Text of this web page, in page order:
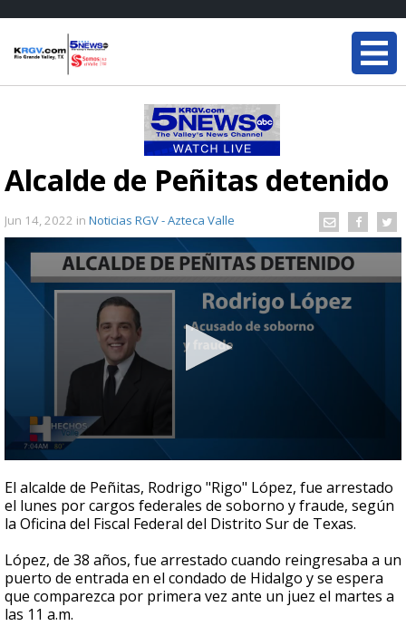
Alcalde de Peñitas detenido
Jun 14, 2022 in Noticias RGV - Azteca Valle
seconds
of
40
seconds
El alcalde de Peñitas, Rodrigo "Rigo" López, fue arrestado
el lunes por cargos federales de soborno y fraude, según
la Oficina del Fiscal Federal del Distrito Sur de Texas.
López, de 38 años, fue arrestado cuando reingresaba a un
puerto de entrada en el condado de Hidalgo y se espera
que comparezca por primera vez ante un juez el martes a
las 11 a.m.